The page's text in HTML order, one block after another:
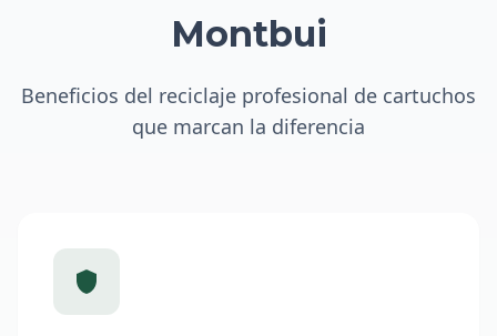
Montbui
Beneficios del reciclaje profesional de cartuchos
que marcan la diferencia